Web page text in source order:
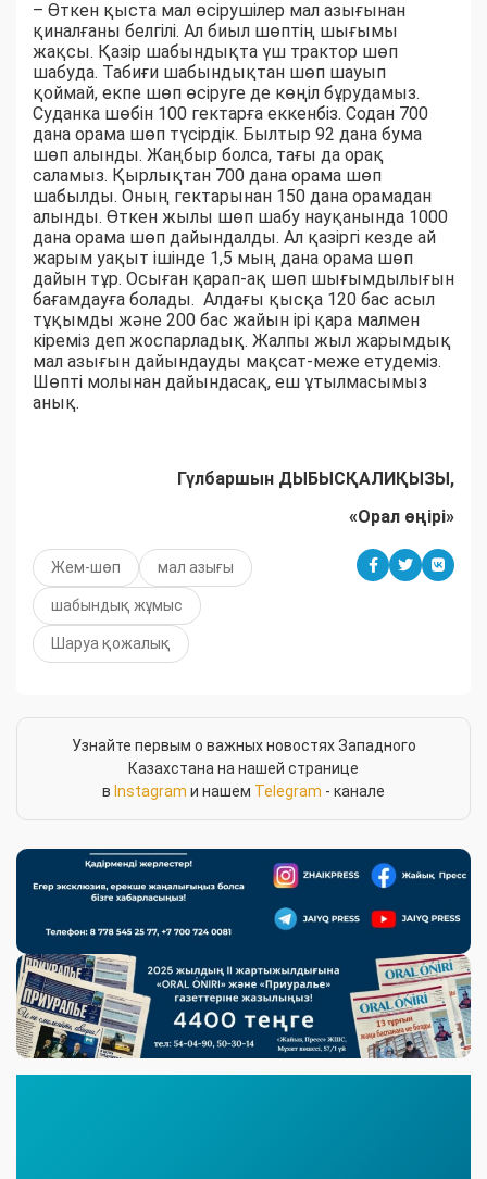
– Өткен қыста мал өсірушілер мал азығынан
қиналғаны белгілі. Ал биыл шөптің шығымы
жақсы. Қазір шабындықта үш трактор шөп
шабуда. Табиғи шабындықтан шөп шауып
қоймай, екпе шөп өсіруге де көңіл бұрудамыз.
Суданка шөбін 100 гектарға еккенбіз. Содан 700
дана орама шөп түсірдік. Былтыр 92 дана бума
шөп алынды. Жаңбыр болса, тағы да орақ
саламыз. Қырлықтан 700 дана орама шөп
шабылды. Оның гектарынан 150 дана орамадан
алынды. Өткен жылы шөп шабу науқанында 1000
дана орама шөп дайындалды. Ал қазіргі кезде ай
жарым уақыт ішінде 1,5 мың дана орама шөп
дайын тұр. Осыған қарап-ақ шөп шығымдылығын
бағамдауға болады. Алдағы қысқа 120 бас асыл
тұқымды және 200 бас жайын ірі қара малмен
кіреміз деп жоспарладық. Жалпы жыл жарымдық
мал азығын дайындауды мақсат-меже етудеміз.
Шөпті молынан дайындасақ, еш ұтылмасымыз
анық.
Гүлбаршын ДЫБЫСҚАЛИҚЫЗЫ,
«Орал өңірі»
Жем-шөп мал азығы
шабындық жұмыс
Шаруа қожалық
Узнайте первым о важных новостях Западного
Казахстана на нашей странице
в Instagram и нашем Telegram - канале